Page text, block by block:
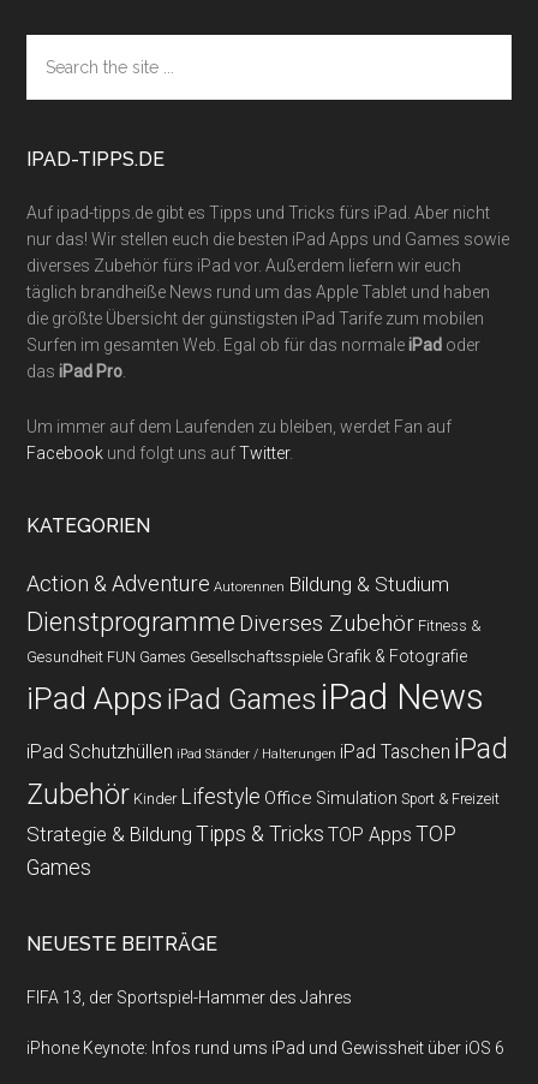
Footer
the
site
IPAD-TIPPS.DE
Auf ipad-tipps.de gibt es Tipps und Tricks fürs iPad. Aber nicht
nur das! Wir stellen euch die besten iPad Apps und Games sowie
diverses Zubehör fürs iPad vor. Außerdem liefern wir euch
täglich brandheiße News rund um das Apple Tablet und haben
die größte Übersicht der günstigsten iPad Tarife zum mobilen
Surfen im gesamten Web. Egal ob für das normaleiPad oder
dasiPad Pro
Um immer auf dem Laufenden zu bleiben, werdet Fan auf
Facebook und folgt uns aufTwitter.
KATEGORIEN
Action & Adventure Autorennen Bildung & Studium
Dienstprogramme Diverses Zubehör Fitness &
Gesundheit FUN Games Gesellschaftsspiele Grafik & Fotografie
iPad Apps iPad Games iPad News
iPad Schutzhüllen iPad Ständer / Halterungen iPad Taschen iPad
Zubehör Kinder Lifestyle Office Simulation Sport & Freizeit
Strategie & Bildung Tipps & Tricks TOP Apps TOP
Games
NEUESTE BEITRÄGE
FIFA 13, der Sportspiel-Hammer des Jahres
iPhone Keynote: Infos rund ums iPad und Gewissheit über iOS 6